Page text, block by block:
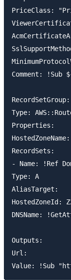
PriceClass:
Comment: !Sub
RecordSetGroup:
Type:
Properties:
RecordSets:
- Name: !Ref
Type: A
AliasTarget:
HostedZoneId:
DNSName:
Outputs:
Url: